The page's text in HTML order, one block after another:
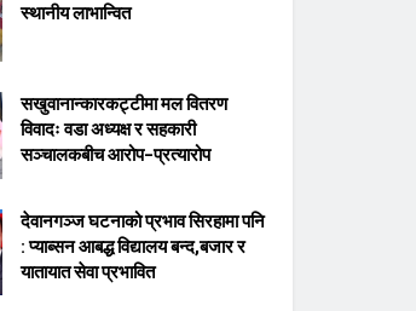
स्थानीय लाभान्वित
सखुवानान्कारकट्टीमा मल वितरण
विवादः वडा अध्यक्ष र सहकारी
सञ्चालकबीच आरोप–प्रत्यारोप
देवानगञ्ज घटनाको प्रभाव सिरहामा पनि
: प्याब्सन आबद्ध विद्यालय बन्द,बजार र
यातायात सेवा प्रभावित